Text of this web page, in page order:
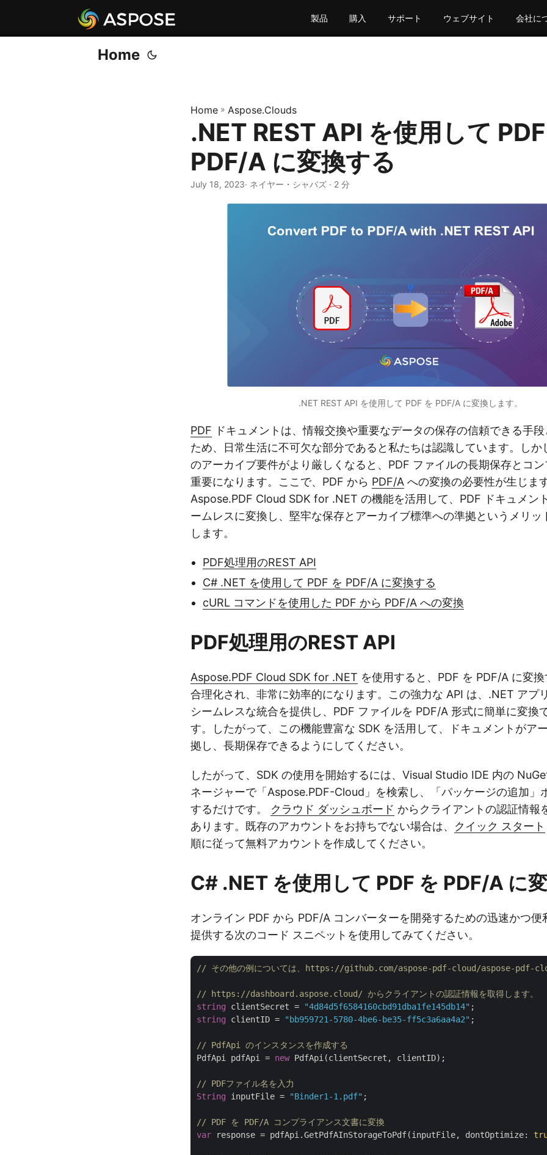
製品 購入 サポート ウェブサイト 会社に
Home
Home » Aspose.Clouds
.NET REST API を使用して
PDF/A に変換する
July 18, 2023· ネイヤー・シャバズ · 2 分
.NET REST API を使用して PDF を PDF/A に変換します。
PDF ドキュメントは、情報交換や重要なデータの保存の信頼できる手
ため、日常生活に不可欠な部分であると私たちは認識しています。しか
のアーカイブ要件がより厳しくなると、PDF ファイルの長期保存とコ
重要になります。ここで、PDF から PDF/A への変換の必要性が生じま
Aspose.PDF Cloud SDK for .NET の機能を活用して、PDF ドキュメン
ームレスに変換し、堅牢な保存とアーカイブ標準への準拠というメリッ
します。
PDF処理用のREST API
C# .NET を使用して PDF を PDF/A に変換する
cURL コマンドを使用した PDF から PDF/A への変換
PDF処理用のREST API
Aspose.PDF Cloud SDK for .NET を使用すると、PDF を PDF/A に変
合理化され、非常に効率的になります。この強力な API は、.NET アプ
シームレスな統合を提供し、PDF ファイルを PDF/A 形式に簡単に変換
す。したがって、この機能豊富な SDK を活用して、ドキュメントがア
拠し、長期保存できるようにしてください。
したがって、SDK の使用を開始するには、Visual Studio IDE 内の
ネージャーで「Aspose.PDF-Cloud」を検索し、「パッケージの追加」
するだけです。 クラウド ダッシュボード からクライアントの認証情報
あります。既存のアカウントをお持ちでない場合は、 クイック スタート
順に従って無料アカウントを作成してください。
C# .NET を使用して PDF を PDF/A に
オンライン PDF から PDF/A コンバーターを開発するための迅速かつ便
提供する次のコード スニペットを使用してみてください。
// その他の例については、https://github.com/aspose-pdf-cloud/aspose-pdf-
// https://dashboard.aspose.cloud/ からクライアントの認証情報を取得します。
string clientSecret = "4d84d5f6584160cbd91dba1fe145db14"
string clientID = "bb959721-5780-4be6-be35-ff5c3a6aa4a2" ;
// PdfApi のインスタンスを作成する
PdfApi pdfApi = new PdfApi(clientSecret, clientID);
// PDFファイル名を入力
String inputFile = "Binder1-1.pdf" ;
// PDF を PDF/A コンプライアンス文書に変換
var response = pdfApi.GetPdfAInStorageToPdf(inputFile, dontOptimize: